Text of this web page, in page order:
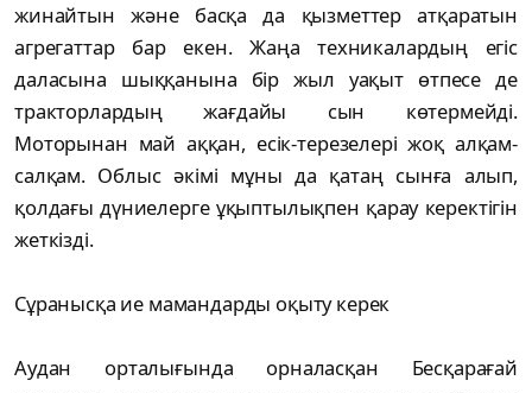
жинайтын және басқа да қызметтер атқаратын
агрегаттар бар екен. Жаңа техникалардың егіс
даласына шыққанына бір жыл уақыт өтпесе де
тракторлардың жағдайы сын көтермейді.
Моторынан май аққан, есік-терезелері жоқ алқам-
салқам. Облыс әкімі мұны да қатаң сынға алып,
қолдағы дүниелерге ұқыптылықпен қарау керектігін
жеткізді.
Сұранысқа ие мамандарды оқыту керек
Аудан орталығында орналасқан Бесқарағай